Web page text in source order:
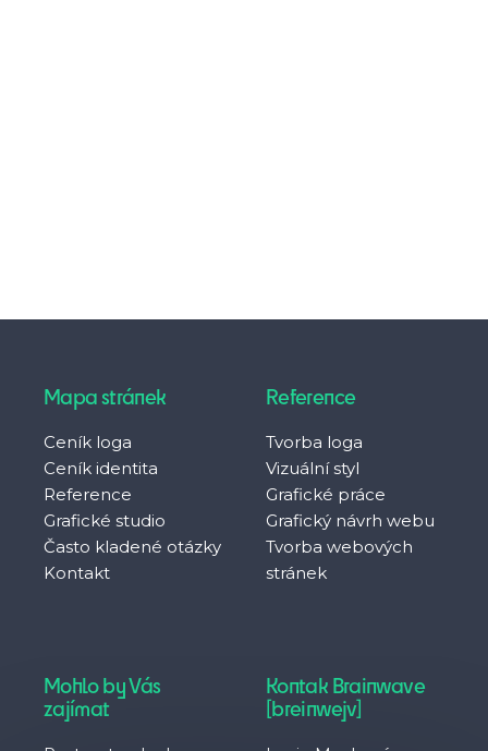
Mapa stránek
Ceník loga
Ceník identita
Reference
Grafické studio
Často kladené otázky
Kontakt
Reference
Tvorba loga
Vizuální styl
Grafické práce
Grafický návrh webu
Tvorba webových
stránek
Mohlo by Vás
zajímat
Kontak Brainwave
[breinwejv]